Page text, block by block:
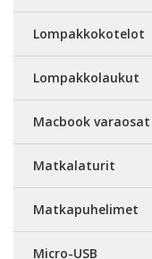
Lompakkokotelot
Lompakkolaukut
Macbook varaosat
Matkalaturit
Matkapuhelimet
Micro-USB